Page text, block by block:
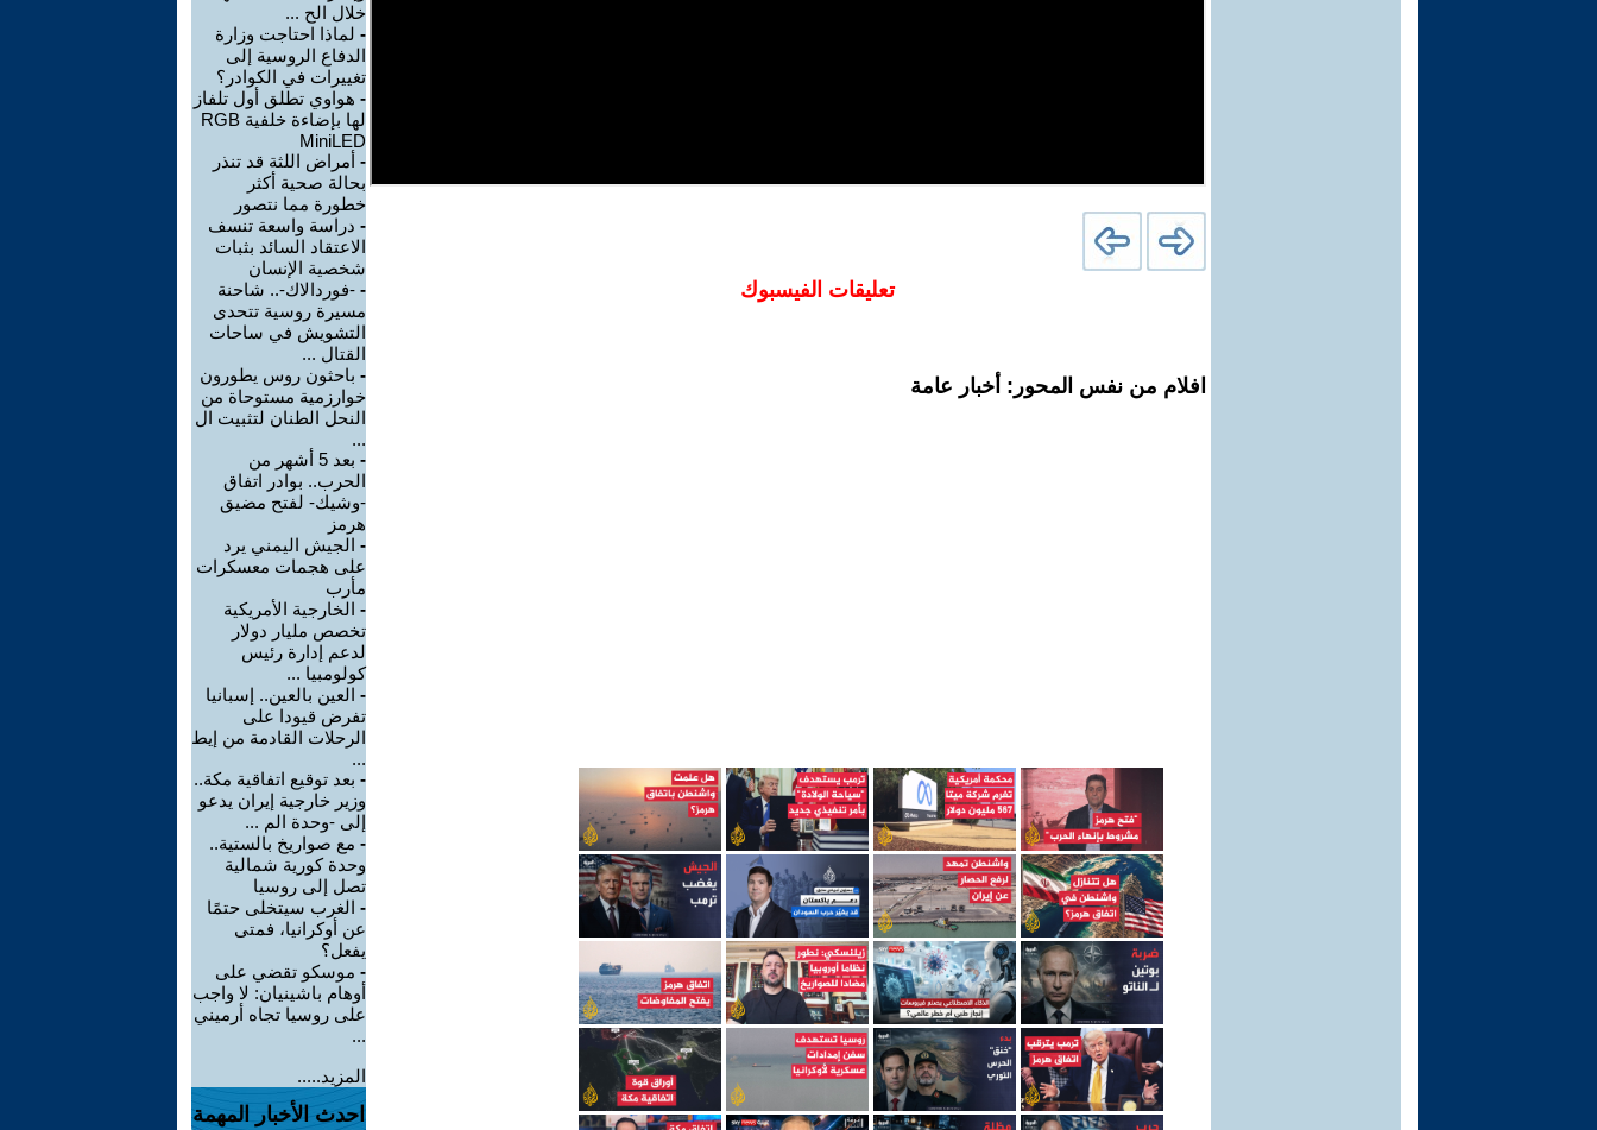
تعليقات الفيسبوك
افلام من نفس المحور: أخبار عامة
خلال الح ...
- لماذا احتاجت وزارة
الدفاع الروسية إلى
تغييرات في الكوادر؟
- هواوي تطلق أول تلفاز
لها بإضاءة خلفية RGB
MiniLED
- أمراض اللثة قد تنذر
بحالة صحية أكثر
خطورة مما نتصور
- دراسة واسعة تنسف
الاعتقاد السائد بثبات
شخصية الإنسان
- -فوردالاك-.. شاحنة
مسيرة روسية تتحدى
التشويش في ساحات
القتال ...
- باحثون روس يطورون
خوارزمية مستوحاة من
النحل الطنان لتثبيت ال
...
-
بعد 5 أشهر من
الحرب.. بوادر اتفاق
-وشيك- لفتح مضيق
هرمز
- الجيش اليمني يرد
على هجمات معسكرات
مأرب
- الخارجية الأمريكية
تخصص مليار دولار
لدعم إدارة رئيس
كولومبيا ...
- العين بالعين.. إسبانيا
تفرض قيودا على
الرحلات القادمة من إيط
...
- بعد توقيع اتفاقية مكة..
وزير خارجية إيران يدعو
إلى -وحدة الم ...
- مع صواريخ بالستية..
وحدة كورية شمالية
تصل إلى روسيا
- الغرب سيتخلى حتمًا
عن أوكرانيا، فمتى
يفعل؟
- موسكو تقضي على
أوهام باشينيان: لا واجب
على روسيا تجاه أرميني
...
المزيد.....
احدث الأخبار المهمة